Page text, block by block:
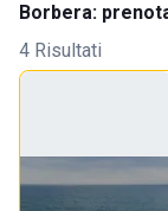
Borbera:
4 Risultati